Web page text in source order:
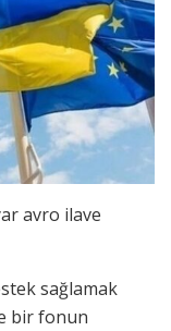
avro ilave
sağlamak
bir fonun